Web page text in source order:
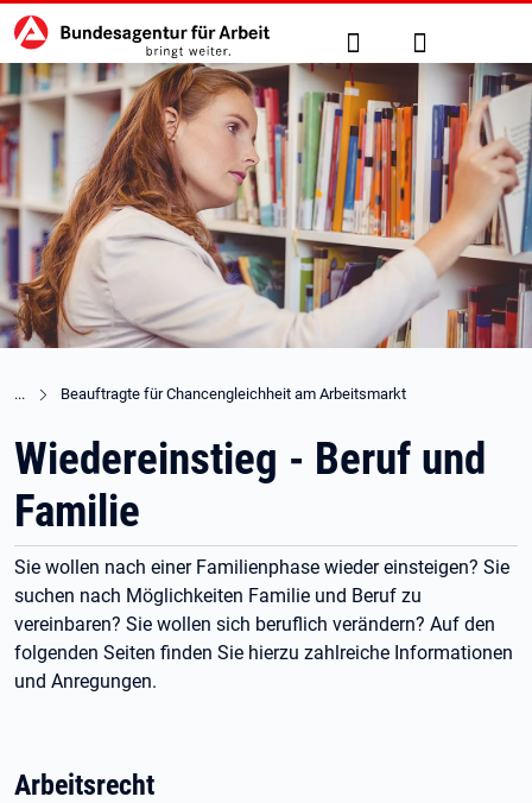
zu den Hauptinhalten springen
Hauptnavigation Suche Anmelden
Beauftragte für Chancengleichheit am Arbeitsmarkt
Wiedereinstieg - Beruf und
Familie
Sie wollen nach einer Familienphase wieder einsteigen? Sie
suchen nach Möglichkeiten Familie und Beruf zu
vereinbaren? Sie wollen sich beruflich verändern? Auf den
folgenden Seiten finden Sie hierzu zahlreiche Informationen
und Anregungen.
Arbeitsrecht